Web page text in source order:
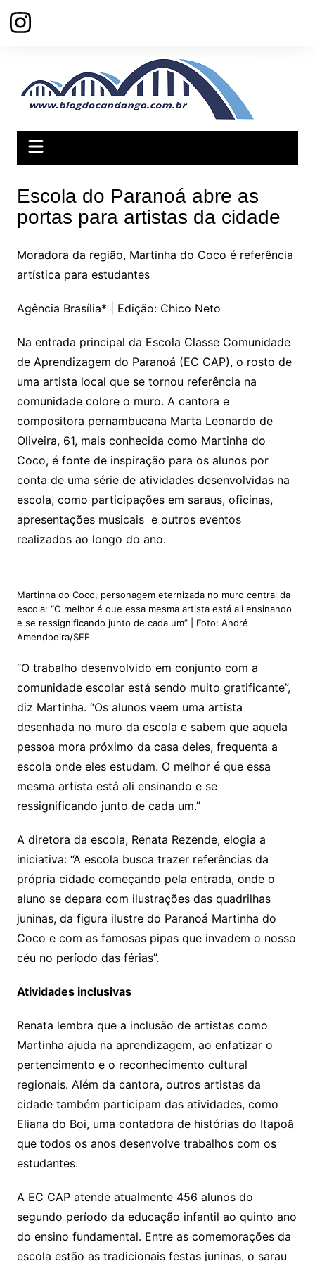
para
Escola do Paranoá abre as
portas para artistas da cidade
Moradora da região, Martinha do Coco é referência
artística para estudantes
Agência Brasília* | Edição: Chico Neto
Na entrada principal da Escola Classe Comunidade
de Aprendizagem do Paranoá (EC CAP), o rosto de
uma artista local que se tornou referência na
comunidade colore o muro. A cantora e
compositora pernambucana Marta Leonardo de
Oliveira, 61, mais conhecida como Martinha do
Coco, é fonte de inspiração para os alunos por
conta de uma série de atividades desenvolvidas na
escola, como participações em saraus, oficinas,
apresentações musicais e outros eventos
realizados ao longo do ano.
Martinha do Coco, personagem eternizada no muro central da
escola: “O melhor é que essa mesma artista está ali ensinando
e se ressignificando junto de cada um” | Foto: André
Amendoeira/SEE
“O trabalho desenvolvido em conjunto com a
comunidade escolar está sendo muito gratificante”,
diz Martinha. “Os alunos veem uma artista
desenhada no muro da escola e sabem que aquela
pessoa mora próximo da casa deles, frequenta a
escola onde eles estudam. O melhor é que essa
mesma artista está ali ensinando e se
ressignificando junto de cada um.”
A diretora da escola, Renata Rezende, elogia a
iniciativa: “A escola busca trazer referências da
própria cidade começando pela entrada, onde o
aluno se depara com ilustrações das quadrilhas
juninas, da figura ilustre do Paranoá Martinha do
Coco e com as famosas pipas que invadem o nosso
céu no período das férias”.
Atividades inclusivas
Renata lembra que a inclusão de artistas como
Martinha ajuda na aprendizagem, ao enfatizar o
pertencimento e o reconhecimento cultural
regionais. Além da cantora, outros artistas da
cidade também participam das atividades, como
Eliana do Boi, uma contadora de histórias do Itapoã
que todos os anos desenvolve trabalhos com os
estudantes.
A EC CAP atende atualmente 456 alunos do
segundo período da educação infantil ao quinto ano
do ensino fundamental. Entre as comemorações da
escola estão as tradicionais festas juninas, o sarau